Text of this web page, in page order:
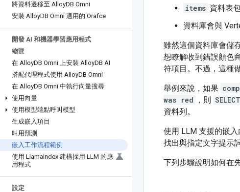
將資料遷移至 AlloyDB Omni
安裝 AlloyDB Omni 適用的 Orafce
開發 AI 和機器學習應用程式
總覽
在 AlloyDB Omni 上安裝 AlloyDB AI
搭配代理程式使用 AlloyDB Omni
在 AlloyDB Omni 中執行向量搜尋
使用向量
使用模型端點呼叫模型
生成嵌入項目
叫用預測
嵌入工作流程範例
使用 LlamaIndex 建構採用 LLM 的應
用程式
設定
items 資料表
資料庫會與
雖然這個資料庫會儲
想瞭解收到錯誤顏色
符項目。不過，這種
舉例來說，如果
was red
，則
資料列。
使用 LLM 支援的嵌
找出與指定文字提示
下列步驟說明如何在